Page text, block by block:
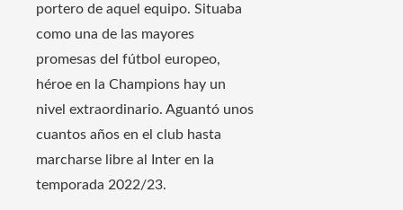
portero de aquel equipo. Situaba
como una de las mayores
promesas del fútbol europeo,
héroe en la Champions hay un
nivel extraordinario. Aguantó unos
cuantos años en el club hasta
marcharse libre al Inter en la
temporada 2022/23.